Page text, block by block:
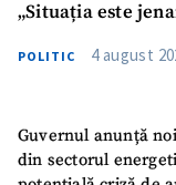
„Situația este
POLITIC 4 august
Guvernul anunță
din sectorul